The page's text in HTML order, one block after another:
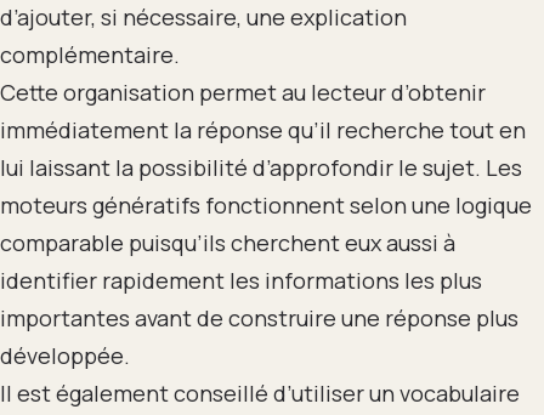
d’ajouter, si nécessaire, une explication
complémentaire.
Cette organisation permet au lecteur d’obtenir
immédiatement la réponse qu’il recherche tout en
lui laissant la possibilité d’approfondir le sujet. Les
moteurs génératifs fonctionnent selon une logique
comparable puisqu’ils cherchent eux aussi à
identifier rapidement les informations les plus
importantes avant de construire une réponse plus
développée.
Il est également conseillé d’utiliser un vocabulaire